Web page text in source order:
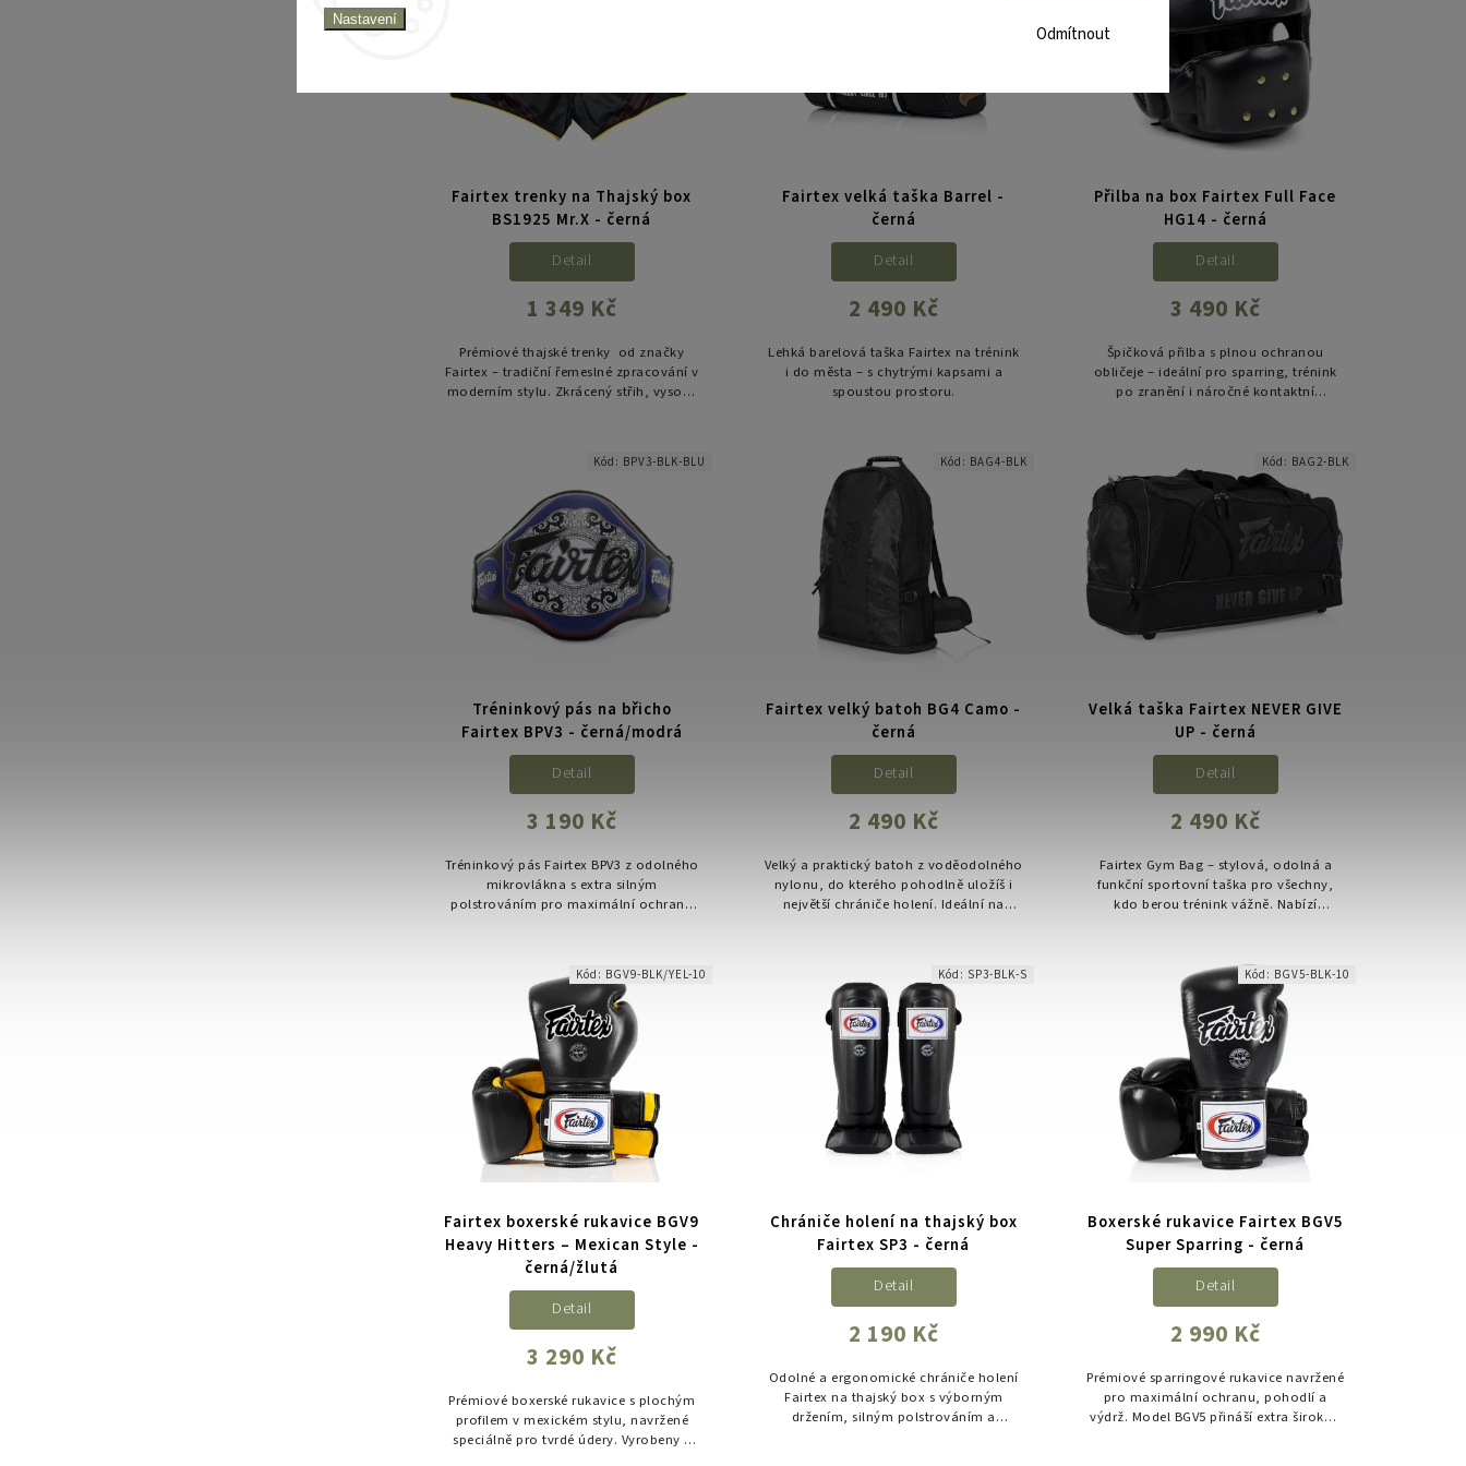
Nastavení
Odmítnout
Fairtex trenky na Thajský box
BS1925 Mr.X - černá
1 349 Kč
Detail
Prémiové thajské trenky od značky
Fairtex – tradiční řemeslné zpracování v
moderním stylu. Zkrácený střih, vysoké
Fairtex velká taška Barrel -
černá
2 490 Kč
Detail
Lehká barelová taška Fairtex na trénink
i do města – s chytrými kapsami a
spoustou prostoru.
Přilba na box Fairtex Full Face
HG14 - černá
3 490 Kč
Detail
Špičková přilba s plnou ochranou
obličeje – ideální pro sparring, trénink
po zranění i náročné kontaktní
Tréninkový pás na břicho
Fairtex BPV3 - černá/modrá
3 190 Kč
Detail
Tréninkový pás Fairtex BPV3 z odolného
mikrovlákna s extra silným
polstrováním pro maximální ochranu
Kód: BPV3-BLK-BLU
Fairtex velký batoh BG4 Camo -
černá
2 490 Kč
Detail
Velký a praktický batoh z voděodolného
nylonu, do kterého pohodlně uložíš i
největší chrániče holení. Ideální na
Kód: BAG4-BLK
Velká taška Fairtex NEVER GIVE
UP - černá
2 490 Kč
Detail
Fairtex Gym Bag – stylová, odolná a
funkční sportovní taška pro všechny,
kdo berou trénink vážně. Nabízí
a...
Kód: BAG2-BLK
Fairtex boxerské rukavice BGV9
Heavy Hitters – Mexican Style -
černá/žlutá
3 290 Kč
Detail
Prémiové boxerské rukavice s plochým
profilem v mexickém stylu, navržené
speciálně pro tvrdé údery. Vyrobeny z
Kód: BGV9-BLK/YEL-10
Chrániče holení na thajský box
Fairtex SP3 - černá
2 190 Kč
Detail
Odolné a ergonomické chrániče holení
Fairtex na thajský box s výborným
držením, silným polstrováním a
Kód: SP3-BLK-S
Boxerské rukavice Fairtex BGV5
Super Sparring - černá
2 990 Kč
Detail
Prémiové sparringové rukavice navržené
pro maximální ochranu, pohodlí a
výdrž. Model BGV5 přináší extra širokou
Kód: BGV5-BLK-10